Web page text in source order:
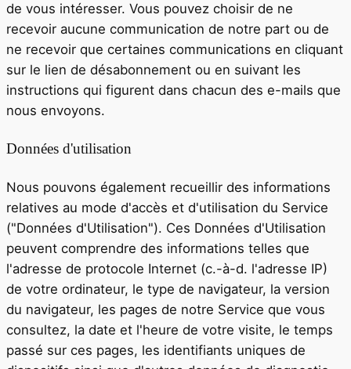
de vous intéresser. Vous pouvez choisir de ne
recevoir aucune communication de notre part ou de
ne recevoir que certaines communications en cliquant
sur le lien de désabonnement ou en suivant les
instructions qui figurent dans chacun des e-mails que
nous envoyons.
Données d'utilisation
Nous pouvons également recueillir des informations
relatives au mode d'accès et d'utilisation du Service
("Données d'Utilisation"). Ces Données d'Utilisation
peuvent comprendre des informations telles que
l'adresse de protocole Internet (c.-à-d. l'adresse IP)
de votre ordinateur, le type de navigateur, la version
du navigateur, les pages de notre Service que vous
consultez, la date et l'heure de votre visite, le temps
passé sur ces pages, les identifiants uniques de